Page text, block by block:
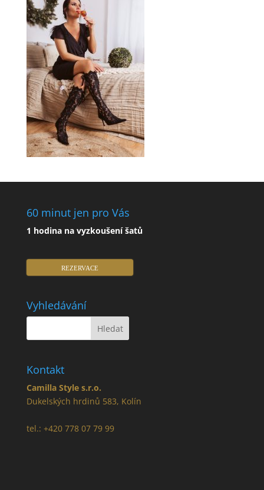
60 minut jen pro Vás
1 hodina na vyzkoušení šatů
REZERVACE
Vyhledávání
Kontakt
Camilla Style s.r.o.
Dukelských hrdinů 583, Kolín
tel.: +420 778 07 79 99